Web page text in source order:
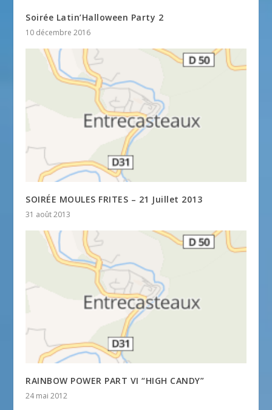
Soirée Latin’Halloween Party 2
10 décembre 2016
SOIRÉE MOULES FRITES – 21 Juillet 2013
31 août 2013
RAINBOW POWER PART VI “HIGH CANDY”
24 mai 2012